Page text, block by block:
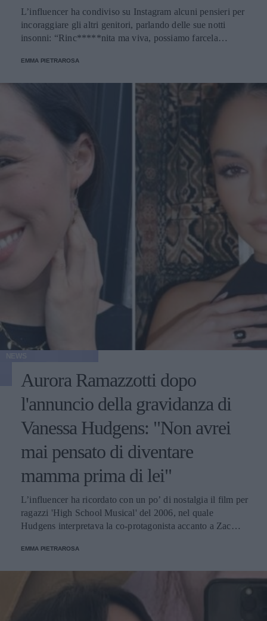
L’influencer ha condiviso su Instagram alcuni pensieri per
incoraggiare gli altri genitori, parlando delle sue notti
insonni: “Rinc*****nita ma viva, possiamo farcela
EMMA PIETRAROSA
Aurora Ramazzotti dopo
l'annuncio della gravidanza di
Vanessa Hudgens: "Non avrei
mai pensato di diventare
mamma prima di lei"
L’influencer ha ricordato con un po’ di nostalgia il film per
ragazzi 'High School Musical' del 2006, nel quale
Hudgens interpretava la co-protagonista accanto a Zac
EMMA PIETRAROSA